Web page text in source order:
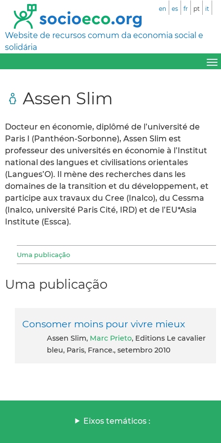
Website de recursos comum da economia social e
solidária
en es fr pt it
Assen Slim
Docteur en économie, diplômé de l’université de
Paris I (Panthéon-Sorbonne), Assen Slim est
professeur des universités en économie à l’Institut
national des langues et civilisations orientales
(Langues’O). Il mène des recherches dans les
domaines de la transition et du développement, et
participe aux travaux du Cree (Inalco), du Cessma
(Inalco, université Paris Cité, IRD) et de l’EU*Asia
Institute (Essca).
Uma publicação
Uma publicação
Consomer moins pour vivre mieux
Assen Slim, Marc Prieto, Editions Le cavalier
bleu, Paris, France., setembro 2010
Eixos temáticos :